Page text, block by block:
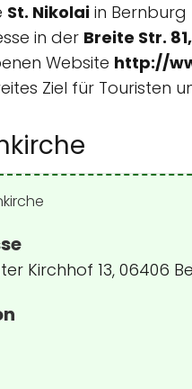
St. Nikolai in Bernburg
in der Breite Str.
Website http://
Ziel für Touristen
Kirchhof 13, 06406